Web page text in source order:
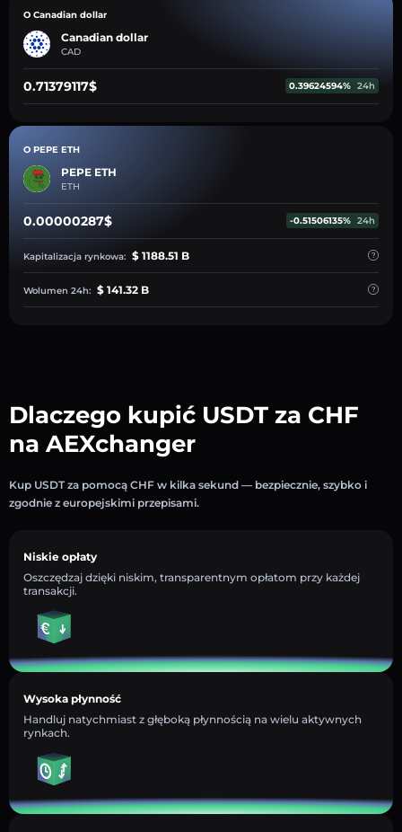
O Canadian dollar
Canadian dollar
CAD
0.71379117$ 0.39624594% 24h
O PEPE ETH
PEPE ETH
ETH
0.00000287$ -0.51506135% 24h
Kapitalizacja rynkowa: $ 1188.51 B
Wolumen 24h: $ 141.32 B
Dlaczego kupić USDT za CHF
na AEXchanger
Kup USDT za pomocą CHF w kilka sekund — bezpiecznie, szybko i
zgodnie z europejskimi przepisami.
Niskie opłaty
Oszczędzaj dzięki niskim, transparentnym opłatom przy każdej
transakcji.
Wysoka płynność
Handluj natychmiast z głęboką płynnością na wielu aktywnych
rynkach.